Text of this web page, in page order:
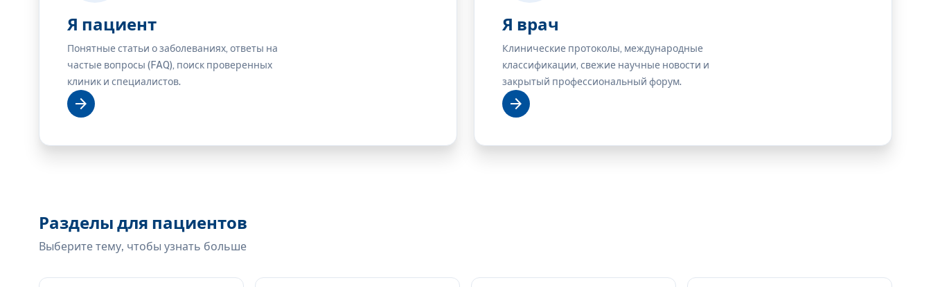
Я пациент
Понятные статьи о заболеваниях, ответы на
частые вопросы (FAQ), поиск проверенных
клиник и специалистов.
arrow_forward
Я врач
Клинические протоколы, международные
классификации, свежие научные новости и
закрытый профессиональный форум.
arrow_forward
Разделы для пациентов
Выберите тему, чтобы узнать больше